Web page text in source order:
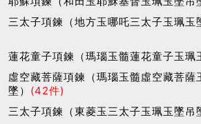
三太子項鍊（地方玉哪吒三太子玉珮玉
蓮花童子項鍊（瑪瑙玉髓蓮花童子玉珮
虛空藏菩薩項鍊（瑪瑙玉髓虛空藏菩薩
墜） (42件)
三太子項鍊（東菱玉三太子玉珮玉墜吊